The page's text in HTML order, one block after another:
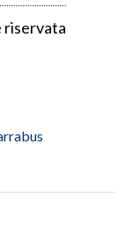
riservata